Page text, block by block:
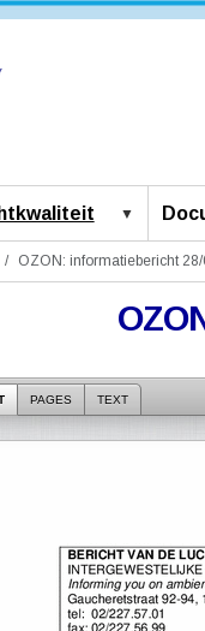
OZON: informatiebericht
PAGES TEXT